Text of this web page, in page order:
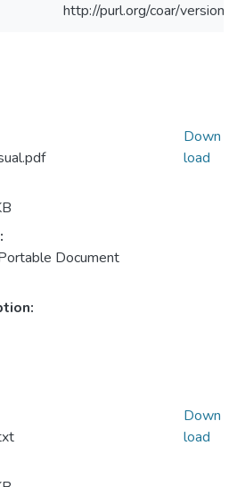
http://purl.org/coar/
Document
Down
load
Down
load